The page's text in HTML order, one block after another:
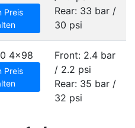
Preis
Rear: 33 bar /
30 psi
4x98
Preis
Front: 2.4 bar
/ 2.2 psi
Rear: 35 bar /
32 psi